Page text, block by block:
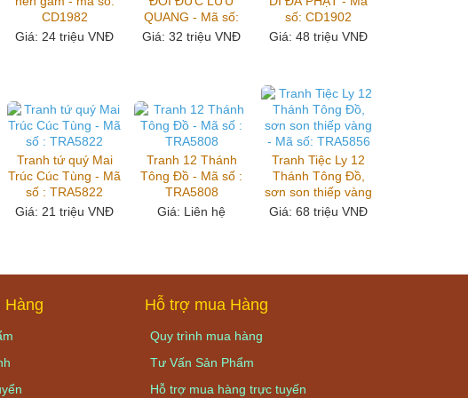
CD1982
Giá: 24 triệu VNĐ
QUANG - Mã số:
CD1987
Giá: 32 triệu VNĐ
số: CD1902
Giá: 48 triệu VNĐ
Tranh tứ quý Mai
Trúc Cúc Tùng - Mã
số : TRA5822
Giá: 21 triệu VNĐ
Tranh 12 Thánh
Tông Đồ - Mã số :
TRA5808
Giá: Liên hệ
Tranh Tiệc Ly 12
Thánh Tông Đồ,
sơn son thiếp vàng
- Mã số: TRA5856
Giá: 68 triệu VNĐ
Hàng Hỗ trợ mua Hàng
Quy trình mua hàng
Tư Vấn Sản Phẩm
Hỗ trợ mua hàng trực tuyến